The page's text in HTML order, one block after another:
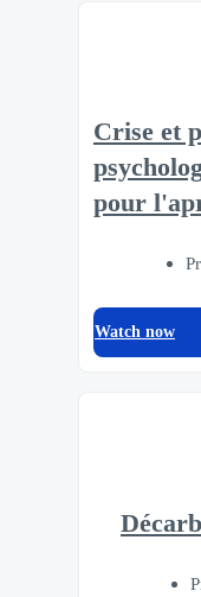
Crise et
pour
Watch now